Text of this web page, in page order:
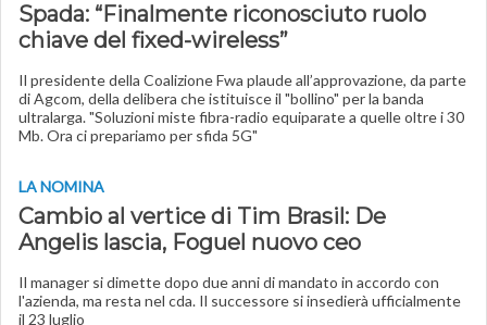
Spada: “Finalmente riconosciuto ruolo
chiave del fixed-wireless”
Il presidente della Coalizione Fwa plaude all’approvazione, da parte
di Agcom, della delibera che istituisce il "bollino" per la banda
ultralarga. "Soluzioni miste fibra-radio equiparate a quelle oltre i 30
Mb. Ora ci prepariamo per sfida 5G"
LA NOMINA
Cambio al vertice di Tim Brasil: De
Angelis lascia, Foguel nuovo ceo
Il manager si dimette dopo due anni di mandato in accordo con
l'azienda, ma resta nel cda. Il successore si insedierà ufficialmente
il 23 luglio